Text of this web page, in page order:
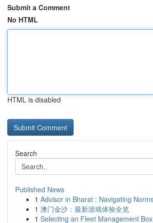
Submit a Comment
No HTML
HTML is disabled
Search
Published News
1 Advisor in Bharat : Navigating
1 澳门金沙：最新游戏体验全览
1 Selecting an Fleet Management